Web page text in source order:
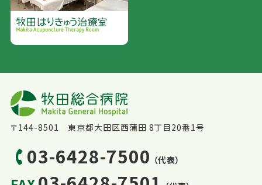
〒144-8501 東京都大田区西蒲田 8丁目20番1号
03-6428-7500 （代表）